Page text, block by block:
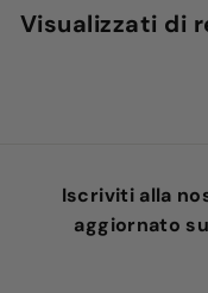
Visualizzati di
Iscriviti alla
aggiornato